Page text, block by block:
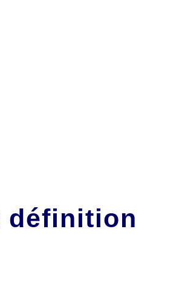
définition